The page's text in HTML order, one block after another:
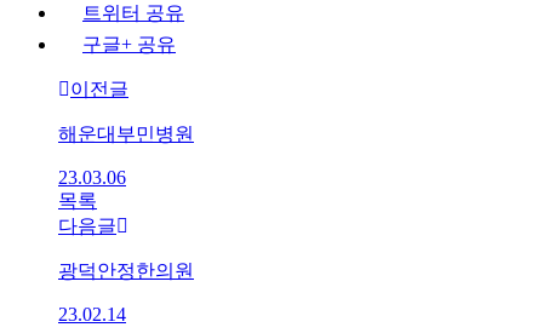
트위터 공유
구글+ 공유
이전글
해운대부민병원
23.03.06
목록
다음글
광덕안정한의원
23.02.14